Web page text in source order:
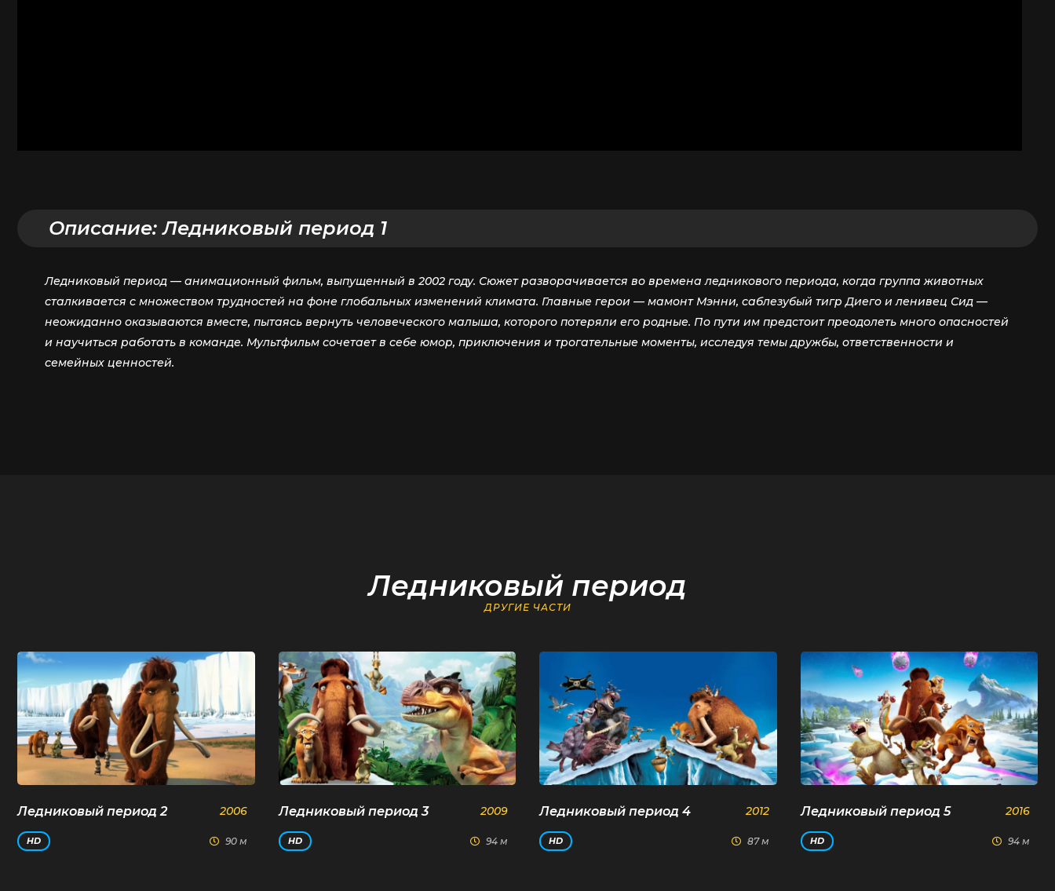
Описание:Ледниковый период 1
Ледниковый период — анимационный фильм, выпущенный в 2002 году. Сюжет разворачивается во времена ледникового периода, когда группа животных
сталкивается с множеством трудностей на фоне глобальных изменений климата. Главные герои — мамонт Мэнни, саблезубый тигр Диего и ленивец Сид —
неожиданно оказываются вместе, пытаясь вернуть человеческого малыша, которого потеряли его родные. По пути им предстоит преодолеть много опасностей
и научиться работать в команде. Мультфильм сочетает в себе юмор, приключения и трогательные моменты, исследуя темы дружбы, ответственности и
семейных ценностей.
Ледниковый период
ДРУГИЕ ЧАСТИ
Ледниковый период 2 2006
HD 90 м
Ледниковый период 3 2009
HD 94 м
Ледниковый период 4 2012
HD 87 м
Ледниковый период 5 2016
HD 94 м